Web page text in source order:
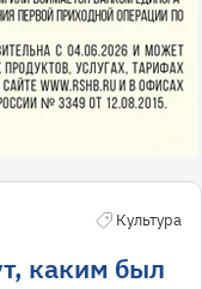
Культура
каким был